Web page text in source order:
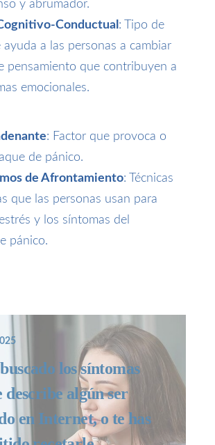
y abrumador.
Conductual : Tipo de
a las personas a cambiar
pensamiento que contribuyen a
emocionales.
: Factor que provoca o
de pánico.
de Afrontamiento: Técnicas
que las personas usan para
y los síntomas del
pánico.
los síntomas
describe algún ser
en Internet, o te has